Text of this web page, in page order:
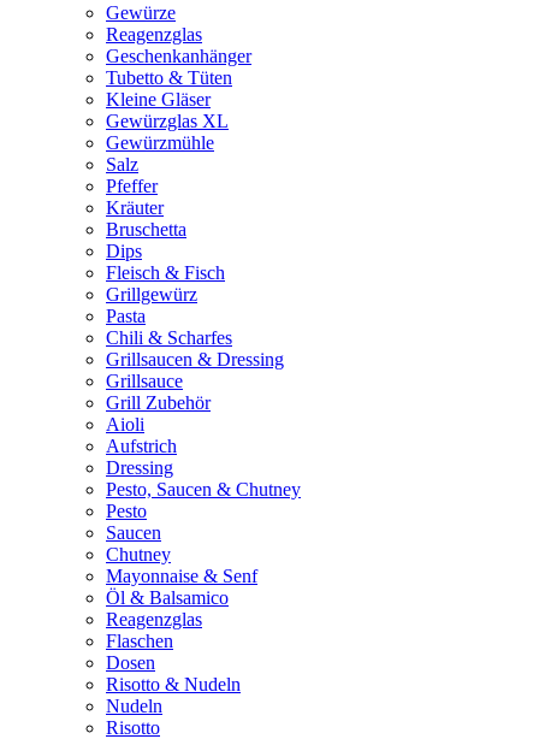
Gewürze
Reagenzglas
Geschenkanhänger
Tubetto & Tüten
Kleine Gläser
Gewürzglas XL
Gewürzmühle
Salz
Pfeffer
Kräuter
Bruschetta
Dips
Fleisch & Fisch
Grillgewürz
Pasta
Chili & Scharfes
Grillsaucen & Dressing
Grillsauce
Grill Zubehör
Aioli
Aufstrich
Dressing
Pesto, Saucen & Chutney
Pesto
Saucen
Chutney
Mayonnaise & Senf
Öl & Balsamico
Reagenzglas
Flaschen
Dosen
Risotto & Nudeln
Nudeln
Risotto